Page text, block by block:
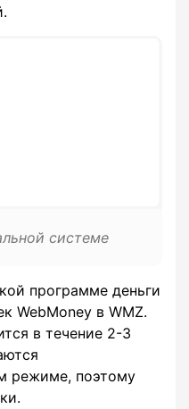
системе
программе деньги
WebMoney в WMZ.
в течение 2-3
режиме, поэтому